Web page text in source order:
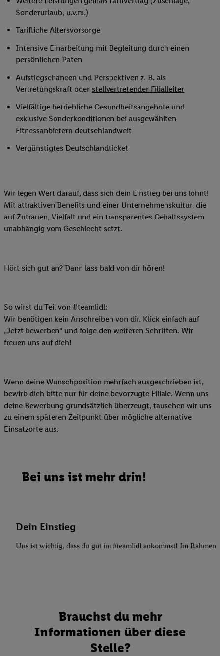
Sonderurlaub, u.v.m.)
Tarifliche Altersvorsorge
Intensive Einarbeitung mit Begleitung durch einen
persönlichen Paten
Aufstiegschancen und Perspektiven z. B. als
Vertretungskraft oder stellvertretender Filialleiter
Vielfältige betriebliche Gesundheitsangebote und
exklusive Sonderkonditionen bei ausgewählten
Fitnessanbietern deutschlandweit
Vergünstigtes Deutschlandticket
Wir legen Wert darauf, dass sich dein Einstieg bei uns lohnt!
Mit attraktiven Benefits und einer Unternehmenskultur, die
auf Zutrauen, Vielfalt und ein transparentes Gehaltssystem
unabhängig vom Geschlecht setzt.
Hört sich gut an? Dann lass bald von dir hören!
So wirst du Teil von #teamlidl:
Wir benötigen kein Anschreiben von dir. Klick einfach auf
„Jetzt bewerben“ und folge den weiteren Schritten. Wir
freuen uns auf dich!
Wenn deine Wunschposition mehrfach ausgeschrieben ist,
bewirb dich bitte nur für deine bevorzugte Filiale. Wenn uns
deine Bewerbung grundsätzlich überzeugt, tauschen wir uns
zu einem späteren Zeitpunkt über mögliche alternative
Einsatzorte aus.
Bei uns ist mehr drin!
Dein Einstieg
Uns ist wichtig, dass du gut im #teamlidl ankommst! Im Rahmen
Brauchst du mehr
Informationen über diese
Stelle?